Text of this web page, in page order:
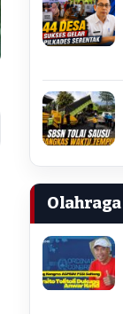
Olahraga